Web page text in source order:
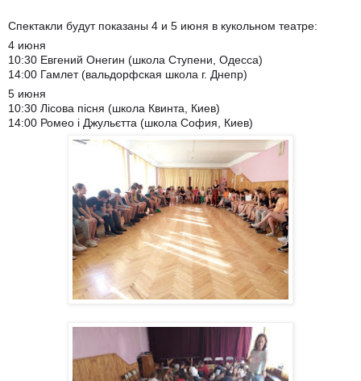
Спектакли будут показаны 4 и 5 июня в кукольном театре:
4 июня
10:30 Евгений Онегин (школа Ступени, Одесса)
14:00 Гамлет (вальдорфская школа г. Днепр)
5 июня
10:30 Лісова пісня (школа Квинта, Киев)
14:00 Ромео і Джульєтта (школа София, Киев)